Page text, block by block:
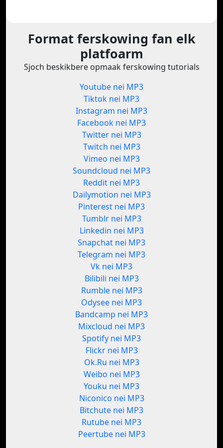
Format ferskowing fan elk
platfoarm
Sjoch beskikbere opmaak ferskowing tutorials
Youtube nei MP3
Tiktok nei MP3
Instagram nei MP3
Facebook nei MP3
Twitter nei MP3
Twitch nei MP3
Vimeo nei MP3
Soundcloud nei MP3
Reddit nei MP3
Dailymotion nei MP3
Pinterest nei MP3
Tumblr nei MP3
Linkedin nei MP3
Snapchat nei MP3
Telegram nei MP3
Vk nei MP3
Bilibili nei MP3
Rumble nei MP3
Odysee nei MP3
Bandcamp nei MP3
Mixcloud nei MP3
Spotify nei MP3
Flickr nei MP3
Ok.Ru nei MP3
Weibo nei MP3
Youku nei MP3
Niconico nei MP3
Bitchute nei MP3
Rutube nei MP3
Peertube nei MP3